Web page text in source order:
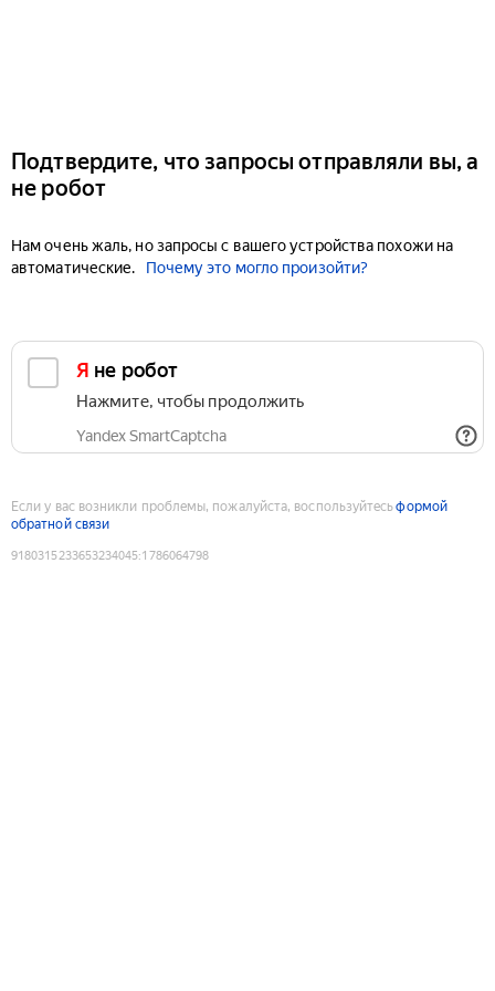
Подтвердите, что запросы отправляли вы, а
не робот
Нам очень жаль, но запросы с вашего устройства похожи на
автоматические.
Почему это могло произойти?
Я не робот
Нажмите, чтобы продолжить
Yandex SmartCaptcha
Если у вас возникли проблемы, пожалуйста, воспользуйтесьформой
обратной связи
9180315233653234045:1786064798